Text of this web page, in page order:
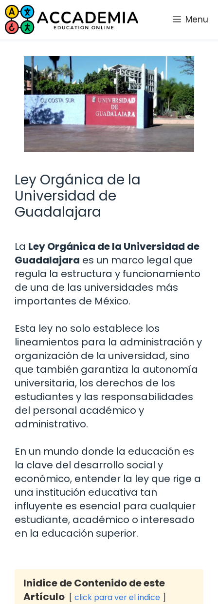
Saltar
al
contenido
Menu
Ley Orgánica de la
Universidad de
Guadalajara
La Ley Orgánica de la Universidad de
Guadalajara es un marco legal que
regula la estructura y funcionamiento
de una de las universidades más
importantes de México.
Esta ley no solo establece los
lineamientos para la administración y
organización de la universidad, sino
que también garantiza la autonomía
universitaria, los derechos de los
estudiantes y las responsabilidades
del personal académico y
administrativo.
En un mundo donde la educación es
la clave del desarrollo social y
económico, entender la ley que rige a
una institución educativa tan
influyente es esencial para cualquier
estudiante, académico o interesado
en la educación superior.
Inidice de Contenido de este
Artículo
click para ver el indice